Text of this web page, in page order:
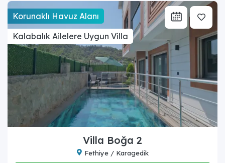
Korunaklı Havuz Alanı
Kalabalık Ailelere Uygun Villa
Villa Boğa 2
Fethiye / Karagedik